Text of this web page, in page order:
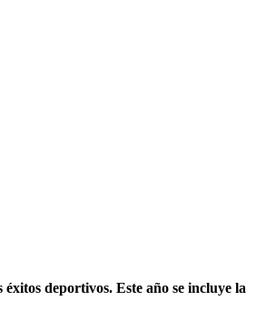
deportivos. Este año se incluye la